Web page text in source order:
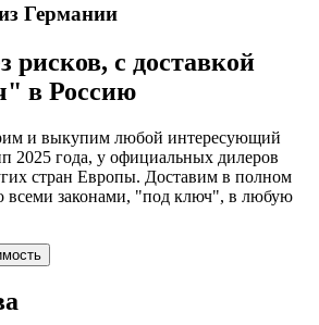
Германии
рисков, с доставкой
в Россию
и выкупим любой интересующий
2025 года, у официальных дилеров
стран Европы. Доставим в полном
всеми законами, "под ключ", в любую